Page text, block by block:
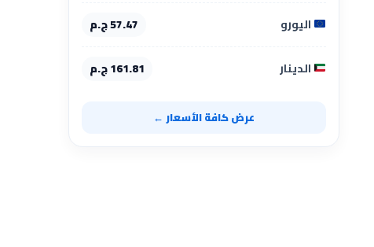
اليورو 57.47 ج.م
الدينار 161.81 ج.م
عرض كافة الأسعار ←